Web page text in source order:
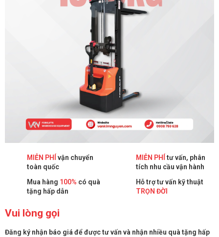
MIỄN PHÍ vận chuyển
toàn quốc
MIỄN PHÍ tư vấn, phân
tích nhu cầu vận hành
Mua hàng 100% có quà
tặng hấp dẫn
Hỗ trợ tư vấn kỹ thuật
TRỌN ĐỜI
Vui lòng gọi
Đăng ký nhận báo giá để được tư vấn và nhận nhiều quà tặng hấp